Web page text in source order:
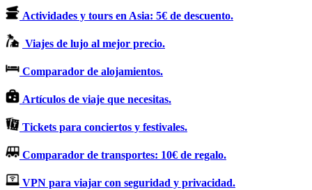
Actividades y tours en Asia: 5€ de descuento.
Viajes de lujo al mejor precio.
Comparador de alojamientos.
Artículos de viaje que necesitas.
Tickets para conciertos y festivales.
Comparador de transportes: 10€ de regalo.
VPN para viajar con seguridad y privacidad.